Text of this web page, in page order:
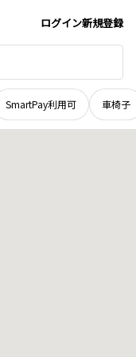
ログイン新規登録
SmartPay利用可 車椅子